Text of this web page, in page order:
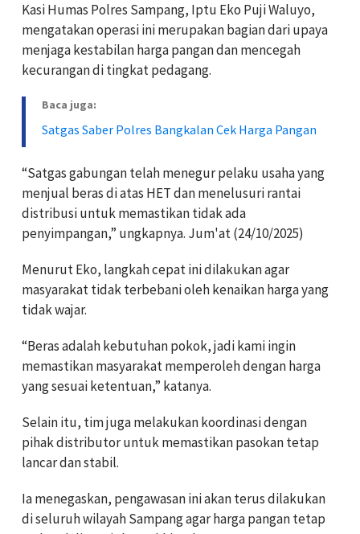
Kasi Humas Polres Sampang, Iptu Eko Puji Waluyo,
mengatakan operasi ini merupakan bagian dari upaya
menjaga kestabilan harga pangan dan mencegah
kecurangan di tingkat pedagang.
Baca juga:
Satgas Saber Polres Bangkalan Cek Harga Pangan
“Satgas gabungan telah menegur pelaku usaha yang
menjual beras di atas HET dan menelusuri rantai
distribusi untuk memastikan tidak ada
penyimpangan,” ungkapnya. Jum'at (24/10/2025)
Menurut Eko, langkah cepat ini dilakukan agar
masyarakat tidak terbebani oleh kenaikan harga yang
tidak wajar.
“Beras adalah kebutuhan pokok, jadi kami ingin
memastikan masyarakat memperoleh dengan harga
yang sesuai ketentuan,” katanya.
Selain itu, tim juga melakukan koordinasi dengan
pihak distributor untuk memastikan pasokan tetap
lancar dan stabil.
Ia menegaskan, pengawasan ini akan terus dilakukan
di seluruh wilayah Sampang agar harga pangan tetap